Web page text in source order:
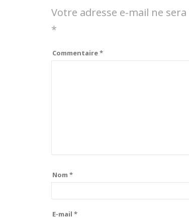
Votre adresse e-mail ne
*
Commentaire*
Nom *
E-mail *